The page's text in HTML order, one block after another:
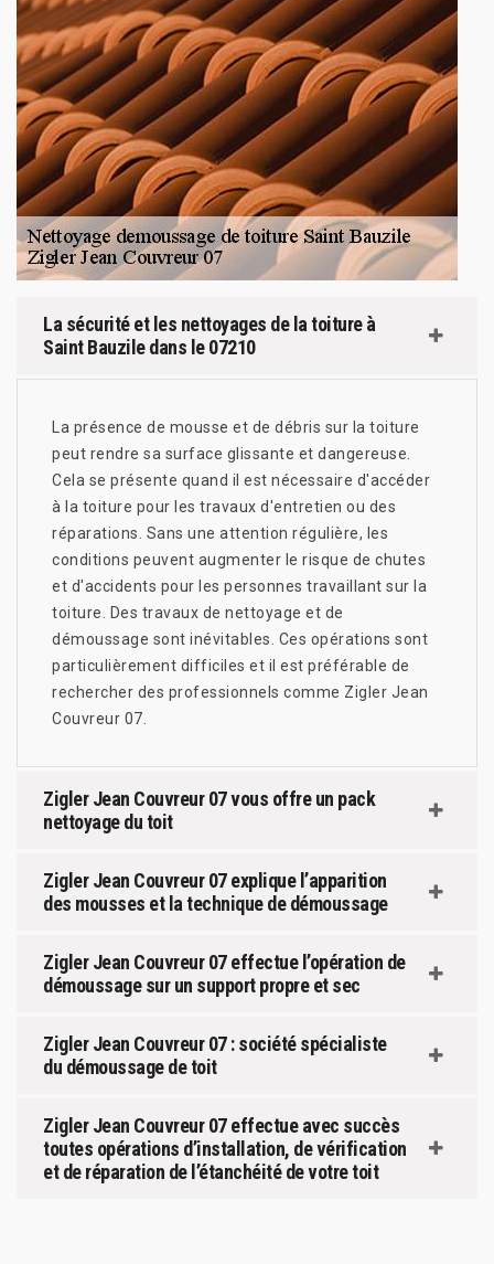
La sécurité et les nettoyages de la toiture à
Saint Bauzile dans le 07210
La présence de mousse et de débris sur la toiture
peut rendre sa surface glissante et dangereuse.
Cela se présente quand il est nécessaire d'accéder
à la toiture pour les travaux d'entretien ou des
réparations. Sans une attention régulière, les
conditions peuvent augmenter le risque de chutes
et d'accidents pour les personnes travaillant sur la
toiture. Des travaux de nettoyage et de
démoussage sont inévitables. Ces opérations sont
particulièrement difficiles et il est préférable de
rechercher des professionnels comme Zigler Jean
Couvreur 07.
Zigler Jean Couvreur 07 vous offre un pack
nettoyage du toit
Zigler Jean Couvreur 07 explique l’apparition
des mousses et la technique de démoussage
Zigler Jean Couvreur 07 effectue l’opération de
démoussage sur un support propre et sec
Zigler Jean Couvreur 07 : société spécialiste
du démoussage de toit
Zigler Jean Couvreur 07 effectue avec succès
toutes opérations d’installation, de vérification
et de réparation de l’étanchéité de votre toit